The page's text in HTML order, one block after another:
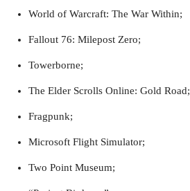
World of Warcraft: The War Within;
Fallout 76: Milepost Zero;
Towerborne;
The Elder Scrolls Online: Gold Road;
Fragpunk;
Microsoft Flight Simulator;
Two Point Museum;